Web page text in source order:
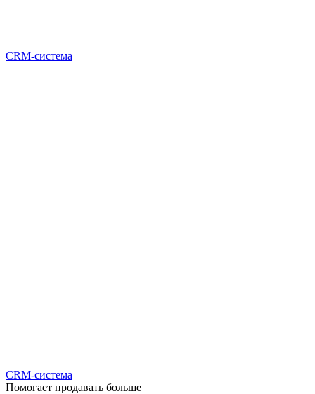
CRM-система
CRM-система
Помогает продавать больше